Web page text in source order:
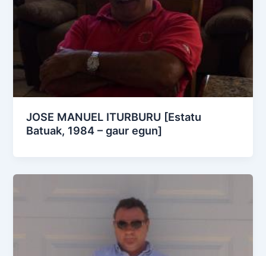
JOSE MANUEL ITURBURU [Estatu
Batuak, 1984 – gaur egun]